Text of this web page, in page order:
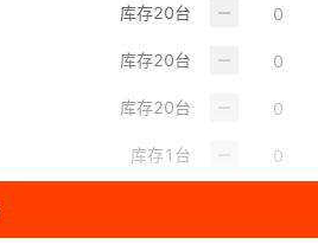
库存20台
库存20台
库存20台
库存1 台